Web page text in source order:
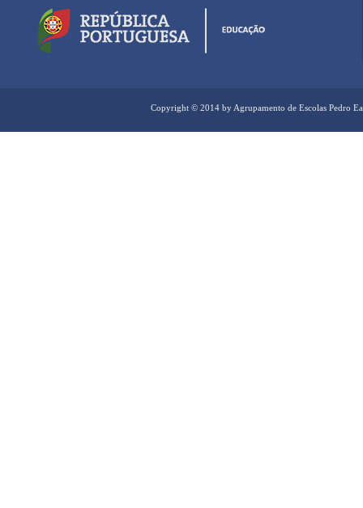
Copyright © 2014 by Agrupamento de Escolas Pedro